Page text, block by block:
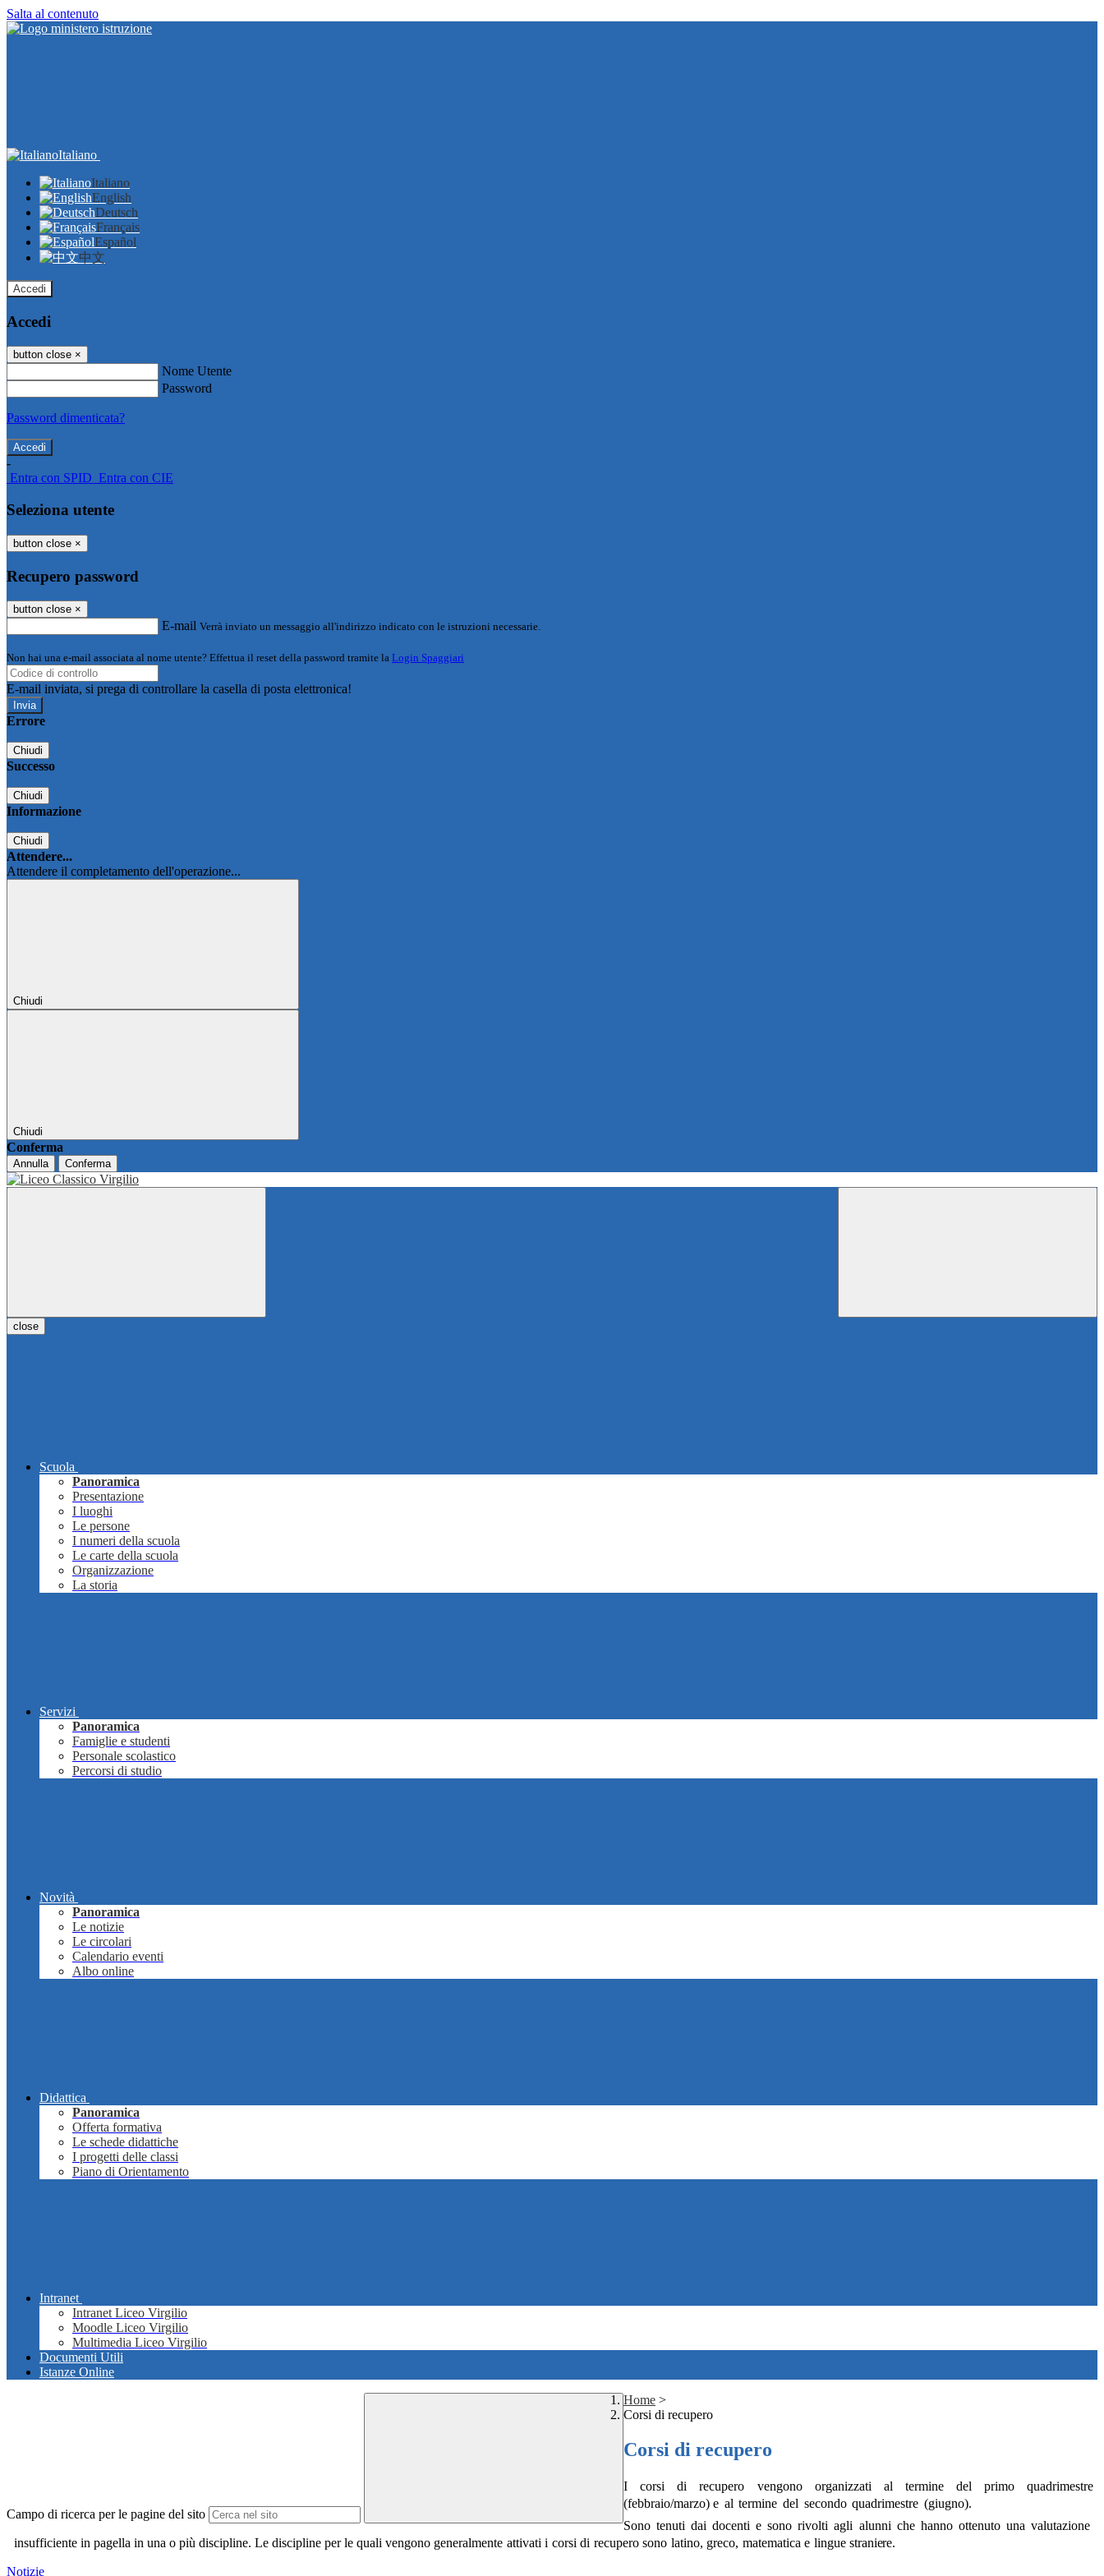
Salta al contenuto
Italiano
Italiano
English
Deutsch
Français
Español
中文
Accedi
Accedi
button close ×
Nome Utente
Password
Password dimenticata?
-
Entra con SPID Entra con CIE
Seleziona utente
button close ×
Recupero password
button close ×
E-mail Verrà inviato un messaggio all'indirizzo indicato con le istruzioni necessarie.
Non hai una e-mail associata al nome utente? Effettua il reset della password tramite la Login Spaggiari
E-mail inviata, si prega di controllare la casella di posta elettronica!
Errore
Chiudi
Successo
Chiudi
Informazione
Chiudi
Attendere...
Attendere il completamento dell'operazione...
Chiudi
Chiudi
Conferma
Annulla Conferma
close
Scuola
Panoramica
Presentazione
I luoghi
Le persone
I numeri della scuola
Le carte della scuola
Organizzazione
La storia
Servizi
Panoramica
Famiglie e studenti
Personale scolastico
Percorsi di studio
Novità
Panoramica
Le notizie
Le circolari
Calendario eventi
Albo online
Didattica
Panoramica
Offerta formativa
Le schede didattiche
I progetti delle classi
Piano di Orientamento
Intranet
Intranet Liceo Virgilio
Moodle Liceo Virgilio
Multimedia Liceo Virgilio
Documenti Utili
Istanze Online
Campo di ricerca per le pagine del sito
Home >
Corsi di recupero
Corsi di recupero
I corsi di recupero vengono organizzati al termine del primo
quadrimestre
(febbraio/marzo) e al termine del secondo quadrimestre (giugno).
Sono tenuti dai docenti e sono rivolti agli alunni che hanno ottenuto una valutazione
insufficiente in pagella in una o più discipline. Le discipline per le quali vengono generalmente attivati i corsi di recupero sono latino, greco, matematica e lingue straniere.
Notizie